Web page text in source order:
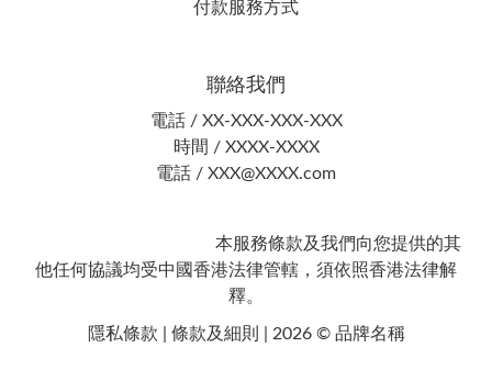
付款服務方式
聯絡我們
電話 / XX-XXX-XXX-XXX
時間 / XXXX-XXXX
電話 / XXX@XXXX.com
本服務條款及我們向您提供的其
他任何協議均受中國香港法律管轄，須依照香港法律解
釋。
隱私條款 | 條款及細則 | 2026 © 品牌名稱